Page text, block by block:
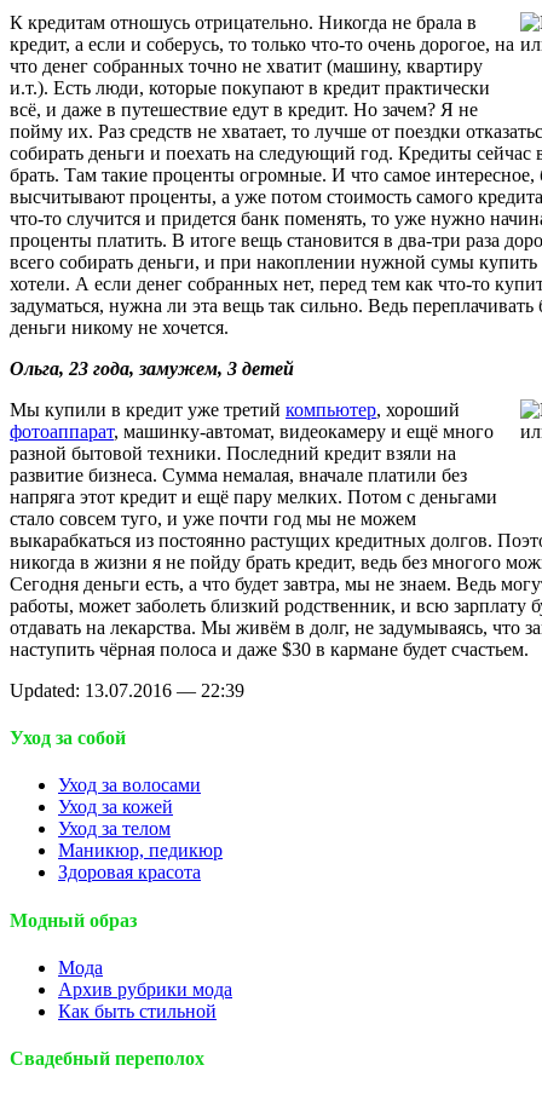
К кредитам отношусь отрицательно. Никогда не брала в
кредит, а если и соберусь, то только что-то очень дорогое, на
что денег собранных точно не хватит (машину, квартиру
и.т.). Есть люди, которые покупают в кредит практически
всё, и даже в путешествие едут в кредит. Но зачем? Я не
пойму их. Раз средств не хватает, то лучше от поездки
собирать деньги и поехать на следующий год. Кредиты сейчас
брать. Там такие проценты огромные. И что самое интересное,
высчитывают проценты, а уже потом стоимость самого
что-то случится и придется банк поменять, то уже нужно
проценты платить. В итоге вещь становится в два-три раза
всего собирать деньги, и при накоплении нужной сумы
хотели. А если денег собранных нет, перед тем как что-то
задуматься, нужна ли эта вещь так сильно. Ведь
деньги никому не хочется.
Ольга, 23 года, замужем, 3 детей
Мы купили в кредит уже третий компьютер, хороший
фотоаппарат, машинку-автомат, видеокамеру и ещё много
разной бытовой техники. Последний кредит взяли на
развитие бизнеса. Сумма немалая, вначале платили без
напряга этот кредит и ещё пару мелких. Потом с деньгами
стало совсем туго, и уже почти год мы не можем
выкарабкаться из постоянно растущих кредитных долгов.
никогда в жизни я не пойду брать кредит, ведь без многого
Сегодня деньги есть, а что будет завтра, мы не знаем. Ведь
работы, может заболеть близкий родственник, и всю зарплату
отдавать на лекарства. Мы живём в долг, не задумываясь, что
наступить чёрная полоса и даже $30 в кармане будет счастьем.
Updated: 13.07.2016 — 22:39
Уход за собой
Уход за волосами
Уход за кожей
Уход за телом
Маникюр, педикюр
Здоровая красота
Модный образ
Мода
Архив рубрики мода
Как быть стильной
Свадебный переполох